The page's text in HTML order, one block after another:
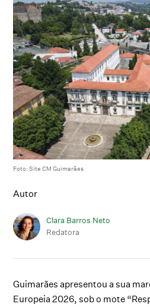
Foto: Site CM Guimarães
Autor
Clara Barros Neto
Redatora
Guimarães apresentou a sua
Europeia 2026, sob o mote